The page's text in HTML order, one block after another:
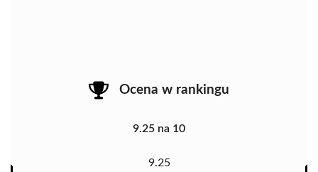
Ocena w rankingu
9.25 na 10
9.25